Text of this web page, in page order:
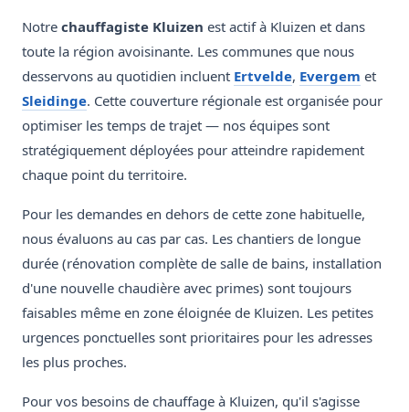
Notre chauffagiste Kluizen est actif à Kluizen et dans
toute la région avoisinante. Les communes que nous
desservons au quotidien incluent Ertvelde, Evergem et
Sleidinge. Cette couverture régionale est organisée pour
optimiser les temps de trajet — nos équipes sont
stratégiquement déployées pour atteindre rapidement
chaque point du territoire.
Pour les demandes en dehors de cette zone habituelle,
nous évaluons au cas par cas. Les chantiers de longue
durée (rénovation complète de salle de bains, installation
d'une nouvelle chaudière avec primes) sont toujours
faisables même en zone éloignée de Kluizen. Les petites
urgences ponctuelles sont prioritaires pour les adresses
les plus proches.
Pour vos besoins de chauffage à Kluizen, qu'il s'agisse